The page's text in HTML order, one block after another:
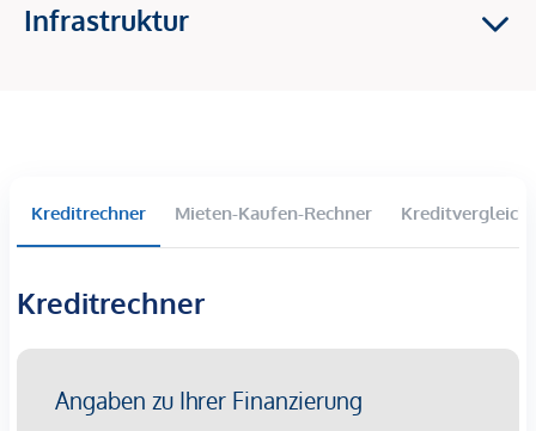
Photovoltaikanlagen am Dach erzeugen erneuerbaren
kontinuierliche Frischluftzufuhr sicher.
Fernwärmeanschluss unterstützt die Versorgung in
Bewohner:innen.
Infrastruktur
Kreditrechner Mieten-Kaufen-Rechner Kreditvergleich
Kreditrechner